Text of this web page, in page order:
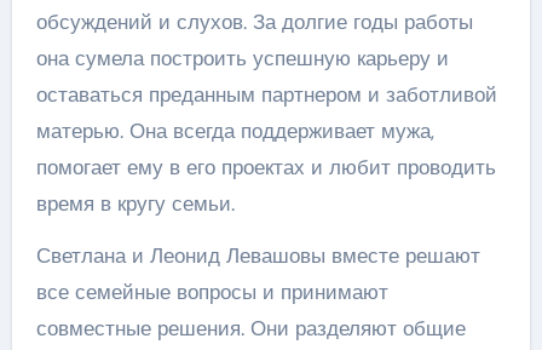
обсуждений и слухов. За долгие годы работы
она сумела построить успешную карьеру и
оставаться преданным партнером и заботливой
матерью. Она всегда поддерживает мужа,
помогает ему в его проектах и любит проводить
время в кругу семьи.
Светлана и Леонид Левашовы вместе решают
все семейные вопросы и принимают
совместные решения. Они разделяют общие